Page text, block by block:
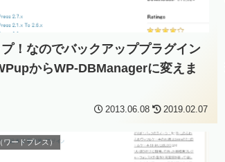
！なのでバックアッププラグイン
からWP-DBManagerに変えま
2013.06.08 2019.02.07
ードプレス）